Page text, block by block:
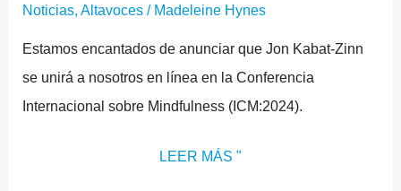
Noticias, Altavoces/ Madeleine Hynes
Estamos encantados de anunciar que Jon Kabat-Zinn
se unirá a nosotros en línea en la Conferencia
Internacional sobre Mindfulness (ICM:2024).
LEER MÁS "